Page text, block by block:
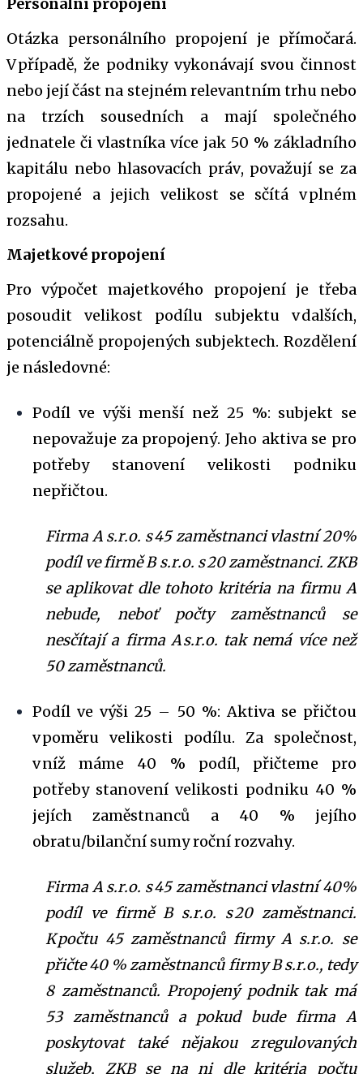
Personální propojení
Otázka personálního propojení je přímočará.
V případě, že podniky vykonávají svou činnost
nebo její část na stejném relevantním trhu nebo
na trzích sousedních a mají společného
jednatele či vlastníka více jak 50 % základního
kapitálu nebo hlasovacích práv, považují se za
propojené a jejich velikost se sčítá v plném
rozsahu.
Majetkové propojení
Pro výpočet majetkového propojení je třeba
posoudit velikost podílu subjektu v dalších,
potenciálně propojených subjektech. Rozdělení
je následovné:
Podíl ve výši menší než 25 %: subjekt se
nepovažuje za propojený. Jeho aktiva se pro
potřeby stanovení velikosti podniku
nepřičtou.
Firma A s.r.o. s 45 zaměstnanci vlastní 20%
podíl ve firmě B s.r.o. s 20 zaměstnanci. ZKB
se aplikovat dle tohoto kritéria na firmu A
nebude, neboť počty zaměstnanců se
nesčítají a firma A s.r.o. tak nemá více než
50 zaměstnanců.
Podíl ve výši 25 – 50 %: Aktiva se přičtou
v poměru velikosti podílu. Za společnost,
v níž máme 40 % podíl, přičteme pro
potřeby stanovení velikosti podniku 40 %
jejích zaměstnanců a 40 % jejího
obratu/bilanční sumy roční rozvahy.
Firma A s.r.o. s 45 zaměstnanci vlastní 40%
podíl ve firmě B s.r.o. s 20 zaměstnanci.
K počtu 45 zaměstnanců firmy A s.r.o. se
přičte 40 % zaměstnanců firmy B s.r.o., tedy
8 zaměstnanců. Propojený podnik tak má
53 zaměstnanců a pokud bude firma A
poskytovat také nějakou z regulovaných
služeb, ZKB se na ni dle kritéria počtu